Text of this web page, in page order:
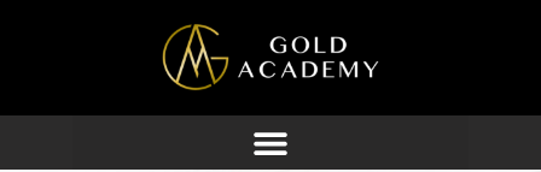
contenido